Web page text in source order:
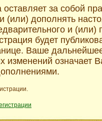
за собой
(или) дополнять
и (или)
будет
Ваше
означает